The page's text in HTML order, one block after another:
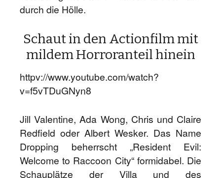
durch die Hölle.
Schaut in den Actionfilm mit
mildem Horroranteil hinein
httpv://www.youtube.com/watch?
v=f5vTDuGNyn8
Jill Valentine, Ada Wong, Chris und Claire
Redfield oder Albert Wesker. Das Name
Dropping beherrscht „Resident Evil:
Welcome to Raccoon City“ formidabel. Die
Schauplätze der Villa und des